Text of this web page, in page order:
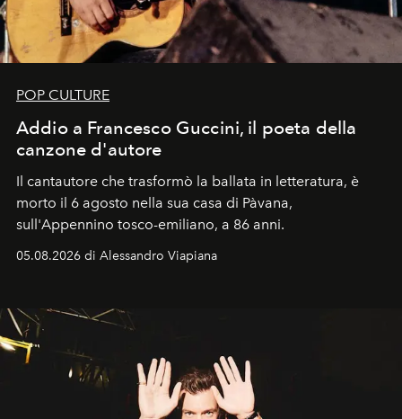
POP CULTURE
Addio a Francesco Guccini, il poeta della
canzone d'autore
Il cantautore che trasformò la ballata in letteratura, è
morto il 6 agosto nella sua casa di Pàvana,
sull'Appennino tosco-emiliano, a 86 anni.
05.08.2026 di Alessandro Viapiana